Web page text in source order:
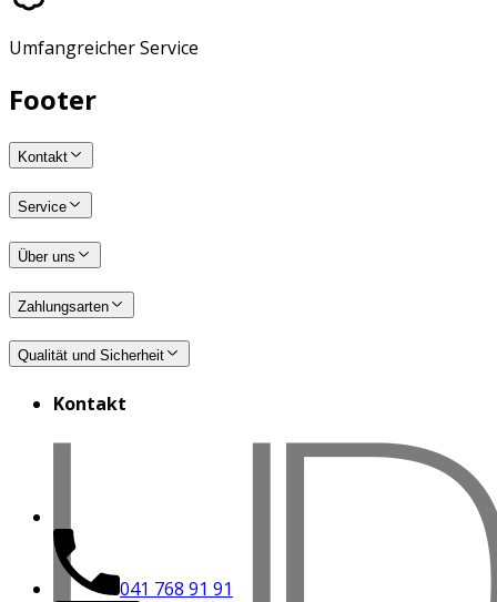
Umfangreicher Service
Footer
Kontakt
Service
Über uns
Zahlungsarten
Qualität und Sicherheit
Kontakt
041 768 91 91